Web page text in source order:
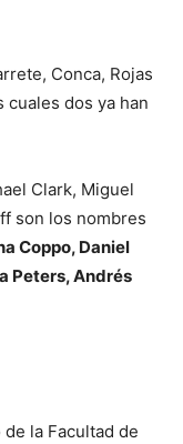
Conca, Rojas
cuales dos ya han
Clark, Miguel
son los nombres
Coppo, Daniel
Peters, Andrés
la Facultad de